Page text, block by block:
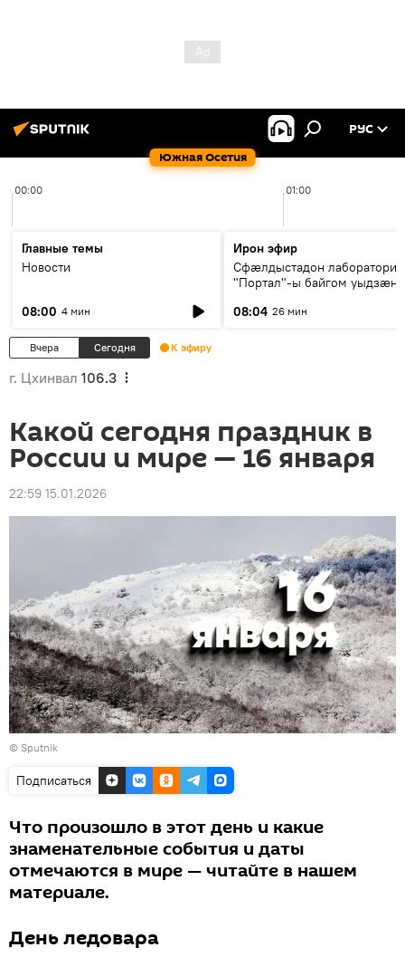
Южная Осетия
РУС
00:00 01:00
Главные темы
Новости
08:00 4 мин
Ирон эфир
Сфæлдыстадон лаборатори
"Портал"-ы байгом уыдзæн
Æхсары куыстыты равдыст
08:04 26 мин
Вчера Сегодня К эфиру
г. Цхинвал 106.3
Какой сегодня праздник в
России и мире — 16 января
22:59 15.01.2026
© Sputnik
Подписаться
Что произошло в этот день и какие
знаменательные события и даты
отмечаются в мире — читайте в нашем
материале.
День ледовара